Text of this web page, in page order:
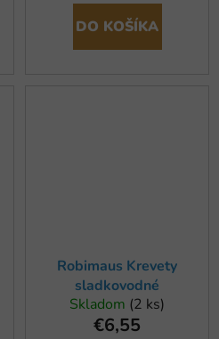
DO KOŠÍKA
Robimaus Krevety
sladkovodné
Skladom (2 ks)
€6,55